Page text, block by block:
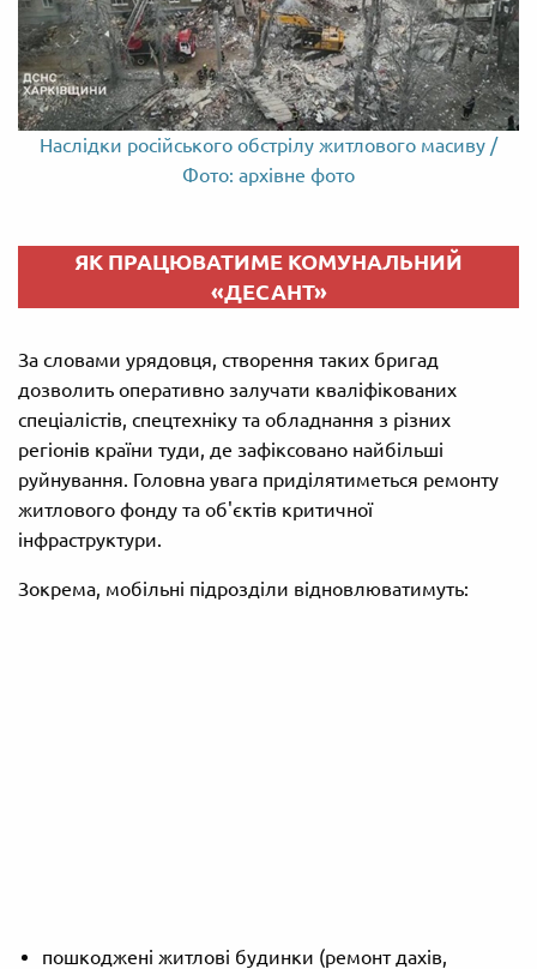
Наслідки російського обстрілу житлового масиву /
Фото: архівне фото
ЯК ПРАЦЮВАТИМЕ КОМУНАЛЬНИЙ
«ДЕСАНТ»
За словами урядовця, створення таких бригад
дозволить оперативно залучати кваліфікованих
спеціалістів, спецтехніку та обладнання з різних
регіонів країни туди, де зафіксовано найбільші
руйнування. Головна увага приділятиметься ремонту
житлового фонду та об'єктів критичної
інфраструктури.
Зокрема, мобільні підрозділи відновлюватимуть:
пошкоджені житлові будинки (ремонт дахів,